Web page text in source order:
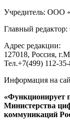
Учредитель: ООО
Главный
Адрес редакции:
127018, Россия,
Тел.+7(499) 112-
Информация на
«Функционирует
Министерства
коммуникаций